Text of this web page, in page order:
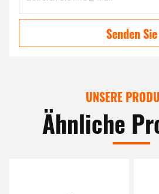
Senden Sie
UNSERE
Ähnliche